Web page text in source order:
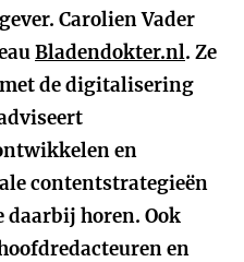
Carolien Vader
Bladendokter.nl. Ze
de digitalisering
en
contentstrategieën
daarbij horen. Ook
en